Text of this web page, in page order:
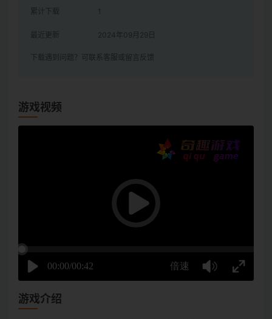
累计下载 1
最近更新 2024年09月29日
下载遇到问题？可联系客服或留言反馈
游戏视频
游戏介绍